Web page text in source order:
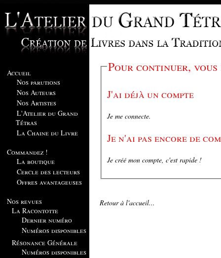
Accueil
Nos parutions
Nos Auteurs
Nos Artistes
L'Atelier du Grand
Tétras
La Chaine du Livre
Commandez !
La boutique
Cercle des lecteurs
Offres avantageuses
Nos revues
La Racontotte
Dernier numéro
Numéros disponibles
Résonance Générale
Numéros disponibles
Pour continuer, vous
J'ai déjà un compte
Je me connecte.
Je n'ai pas encore de
Je créé mon compte, c'est rapide !
Retour à l'accueil...